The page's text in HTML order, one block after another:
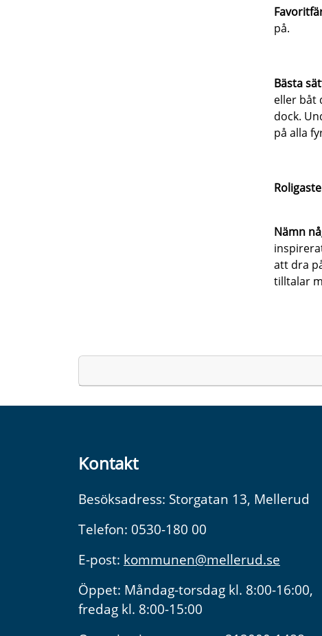
på.
Bästa
eller båt
dock.
på alla
Nämn
att dra
tilltalar
Kontakt
Besöksadress: Storgatan 13, Mellerud
Telefon: 0530-180 00
E-post: kommunen@mellerud.se
Öppet: Måndag-torsdag kl. 8:00-16:00,
fredag kl. 8:00-15:00